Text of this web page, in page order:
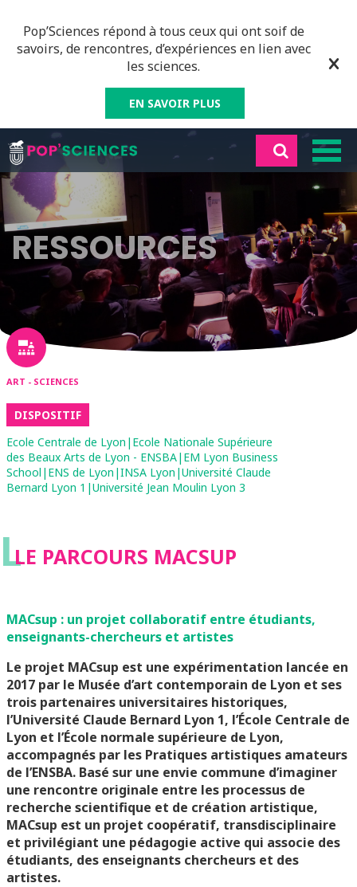
Pop’Sciences répond à tous ceux qui ont soif de
savoirs, de rencontres, d’expériences en lien avec
les sciences.
EN SAVOIR PLUS
RESSOURCES
ART - SCIENCES
DISPOSITIF
Ecole Centrale de Lyon|Ecole Nationale Supérieure
des Beaux Arts de Lyon - ENSBA|EM Lyon Business
School|ENS de Lyon|INSA Lyon|Université Claude
Bernard Lyon 1|Université Jean Moulin Lyon 3
LLE PARCOURS MACSUP
MACsup : un projet collaboratif entre étudiants,
enseignants-chercheurs et artistes
Le projet MACsup est une expérimentation lancée en
2017 par le Musée d’art contemporain de Lyon et ses
trois partenaires universitaires historiques,
l’Université Claude Bernard Lyon 1, l’École Centrale de
Lyon et l’École normale supérieure de Lyon,
accompagnés par les Pratiques artistiques amateurs
de l’ENSBA. Basé sur une envie commune d’imaginer
une rencontre originale entre les processus de
recherche scientifique et de création artistique,
MACsup est un projet coopératif, transdisciplinaire
et privilégiant une pédagogie active qui associe des
étudiants, des enseignants chercheurs et des
artistes.